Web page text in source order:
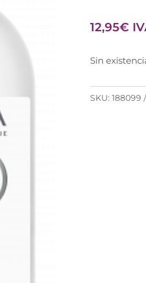
12,95€
Sin
SKU:188099